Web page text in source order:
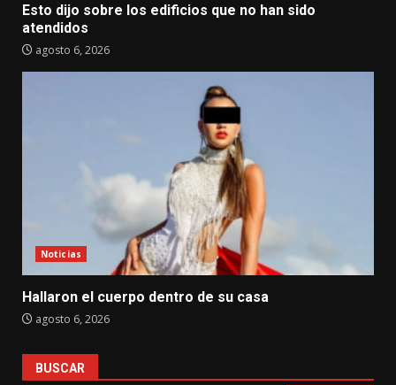
Esto dijo sobre los edificios que no han sido
atendidos
agosto 6, 2026
Noticias
Hallaron el cuerpo dentro de su casa
agosto 6, 2026
BUSCAR